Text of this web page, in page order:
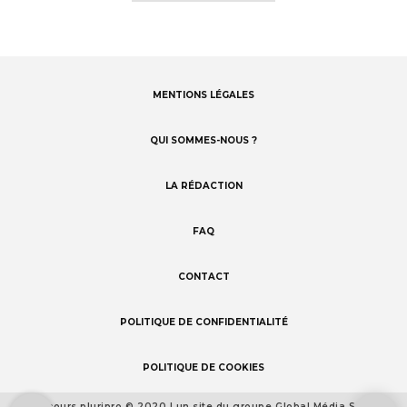
MENTIONS LÉGALES
QUI SOMMES-NOUS ?
LA RÉDACTION
FAQ
CONTACT
POLITIQUE DE CONFIDENTIALITÉ
POLITIQUE DE COOKIES